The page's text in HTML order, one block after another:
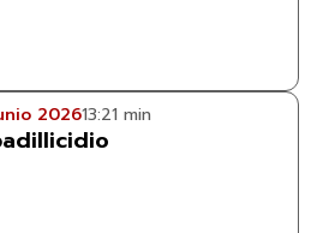
202613:21 min